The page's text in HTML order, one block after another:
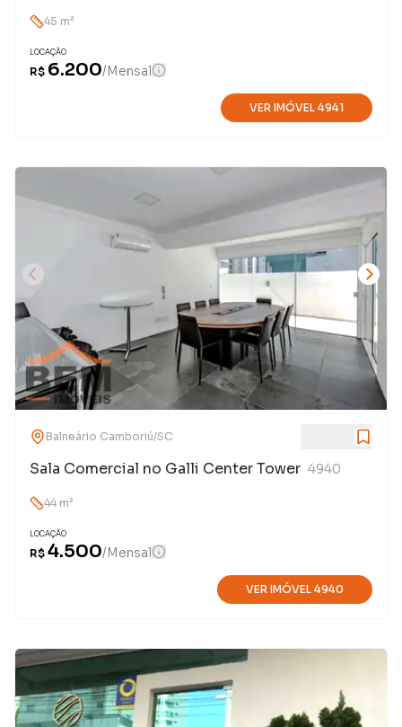
45 m²
LOCAÇÃO
R$ 6.200/Mensal
VER IMÓVEL 4941
Balneário Camboriú/SC
Sala Comercial no Galli Center Tower 4940
44 m²
LOCAÇÃO
R$ 4.500/Mensal
VER IMÓVEL 4940